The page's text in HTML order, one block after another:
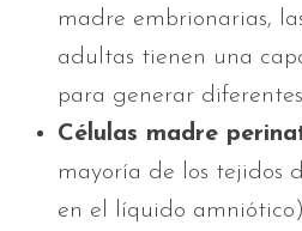
madre embrionarias,
adultas tienen una
para generar
Células madre
mayoría de los tejidos
en el líquido